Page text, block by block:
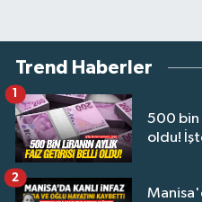
Trend Haberler
500 bin
oldu!
2